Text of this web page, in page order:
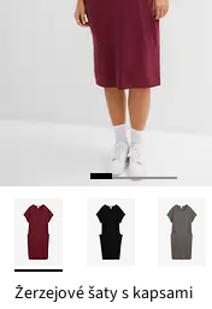
Žerzejové šaty s kapsami